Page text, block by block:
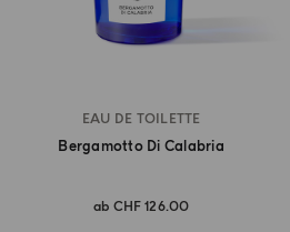
EAU DE TOILETTE
Bergamotto Di Calabria
ab CHF 126.00